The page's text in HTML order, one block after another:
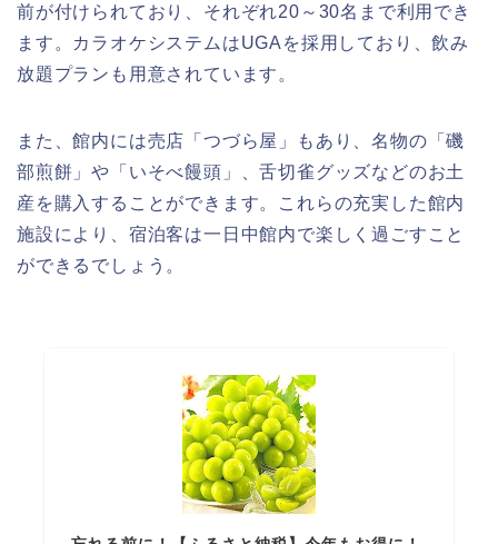
前が付けられており、それぞれ20～30名まで利用でき
ます。カラオケシステムはUGAを採用しており、飲み
放題プランも用意されています。
また、館内には売店「つづら屋」もあり、名物の「磯
部煎餅」や「いそべ饅頭」、舌切雀グッズなどのお土
産を購入することができます。これらの充実した館内
施設により、宿泊客は一日中館内で楽しく過ごすこと
ができるでしょう。